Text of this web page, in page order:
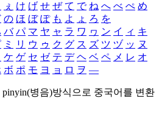
ぇ け げ せ ぜ て で ね へ べ ぺ め
の ほ ぼ ぽ も よ ょ ろ を
バ パ マ ヤ ャ ラ ワ ヮ ン イ ィ キ
ミ リ ウ ゥ ク グ ス ズ ツ ヅ ッ ヌ
ケ ゲ セ ゼ テ デ ヘ ベ ペ メ レ オ
ボ ポ モ ヨ ョ ロ ヲ ―
pinyin(병음)방식으로 중국어를 변환